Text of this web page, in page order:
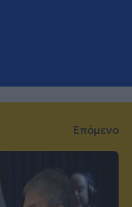
Επόμενο